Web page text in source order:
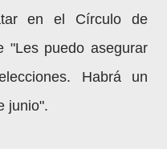
en el Círculo de
"Les puedo asegurar
Habrá un
junio".